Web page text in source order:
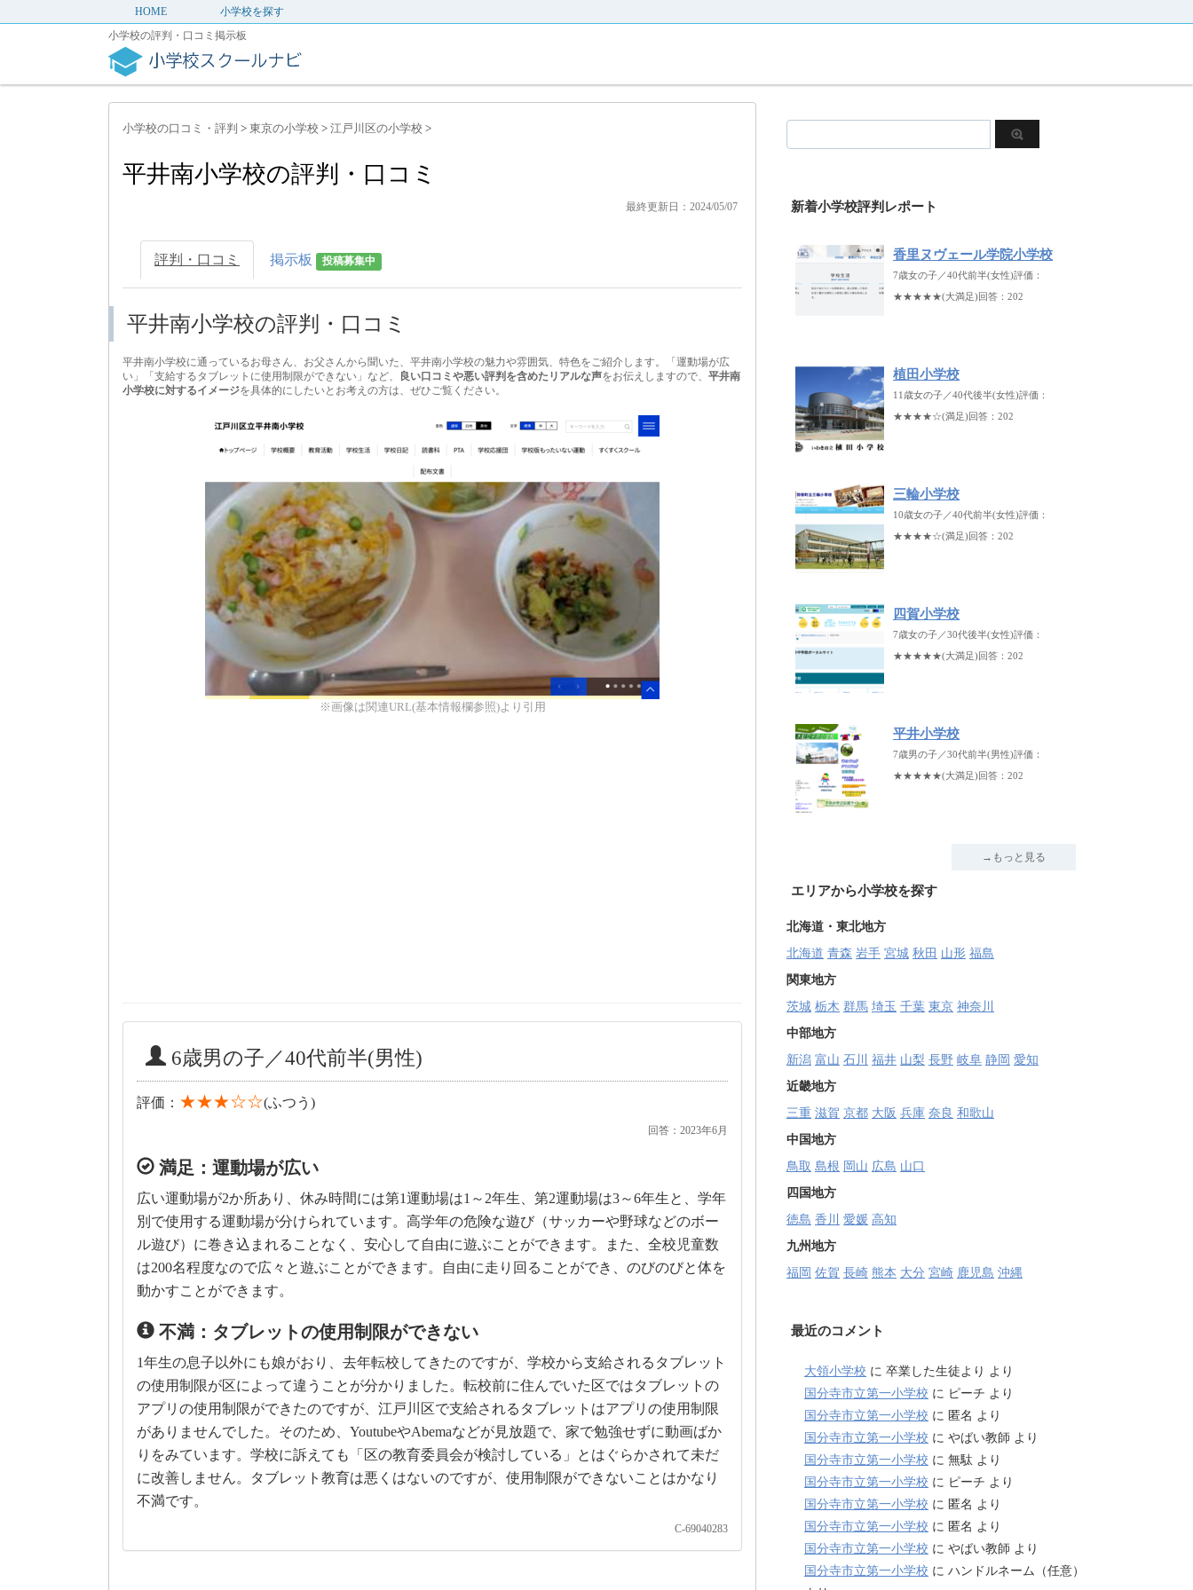
HOME
小学校を探す
小学校の評判・口コミ掲示板
小学校の口コミ・評判 > 東京の小学校 > 江戸川区の小学校 >
平井南小学校の評判・口コミ
最終更新日：2024/05/07
評判・口コミ 掲示板 投稿募集中
平井南小学校の評判・口コミ
平井南小学校に通っているお母さん、お父さんから聞いた、平井南小学校の魅力や雰囲気、特色をご紹介します。「運動場が広
い」「支給するタブレットに使用制限ができない」など、
良い口コミや悪い評判を含めたリアルな声をお伝えしますので、 平井南
小学校に対するイメージを具体的にしたいとお考えの方は、ぜひご覧ください。
※画像は関連URL(基本情報欄参照)より引用
6歳男の子／40代前半(男性)
評価： ★★★☆☆(ふつう)
回答：2023年6月
満足：運動場が広い
広い運動場が2か所あり、休み時間には第1運動場は1～2年生、第2運動場は3～6年生と、学年
別で使用する運動場が分けられています。高学年の危険な遊び（サッカーや野球などのボー
ル遊び）に巻き込まれることなく、安心して自由に遊ぶことができます。また、全校児童数
は200名程度なので広々と遊ぶことができます。自由に走り回ることができ、のびのびと体を
動かすことができます。
不満：タブレットの使用制限ができない
1年生の息子以外にも娘がおり、去年転校してきたのですが、学校から支給されるタブレット
の使用制限が区によって違うことが分かりました。転校前に住んでいた区ではタブレットの
アプリの使用制限ができたのですが、江戸川区で支給されるタブレットはアプリの使用制限
がありませんでした。そのため、YoutubeやAbemaなどが見放題で、家で勉強せずに動画ばか
りをみています。学校に訴えても「区の教育委員会が検討している」とはぐらかされて未だ
に改善しません。タブレット教育は悪くはないのですが、使用制限ができないことはかなり
不満です。
C-69040283
新着小学校評判レポート
香里ヌヴェール学院小学校
7歳女の子／40代前半(女性)評価：
★★★★★(大満足)回答：202
植田小学校
11歳女の子／40代後半(女性)評価：
★★★★☆(満足)回答：202
三輪小学校
10歳女の子／40代前半(女性)評価：
★★★★☆(満足)回答：202
四賀小学校
7歳女の子／30代後半(女性)評価：
★★★★★(大満足)回答：202
平井小学校
7歳男の子／30代前半(男性)評価：
★★★★★(大満足)回答：202
→もっと見る
エリアから小学校を探す
北海道・東北地方
北海道 青森 岩手 宮城 秋田 山形 福島
関東地方
茨城 栃木 群馬 埼玉 千葉 東京 神奈川
中部地方
新潟 富山 石川 福井 山梨 長野 岐阜 静岡 愛知
近畿地方
三重 滋賀 京都 大阪 兵庫 奈良 和歌山
中国地方
鳥取 島根 岡山 広島 山口
四国地方
徳島 香川 愛媛 高知
九州地方
福岡 佐賀 長崎 熊本 大分 宮崎 鹿児島 沖縄
最近のコメント
大領小学校 に 卒業した生徒より より
国分寺市立第一小学校 に ピーチ より
国分寺市立第一小学校 に 匿名 より
国分寺市立第一小学校 に やばい教師 より
国分寺市立第一小学校 に 無駄 より
国分寺市立第一小学校 に ピーチ より
国分寺市立第一小学校 に 匿名 より
国分寺市立第一小学校 に 匿名 より
国分寺市立第一小学校 に やばい教師 より
国分寺市立第一小学校 に ハンドルネーム（任意）